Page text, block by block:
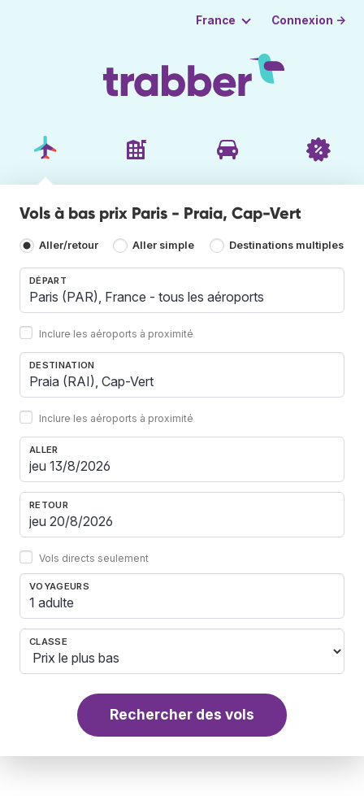
France Connexion →
Vols à bas prix Paris - Praia, Cap-Vert
Aller/retour Aller simple Destinations multiples
DÉPART
Inclure les aéroports à proximité
DESTINATION
Inclure les aéroports à proximité
ALLER
RETOUR
Vols directs seulement
VOYAGEURS
1 adulte
CLASSE
Rechercher des vols